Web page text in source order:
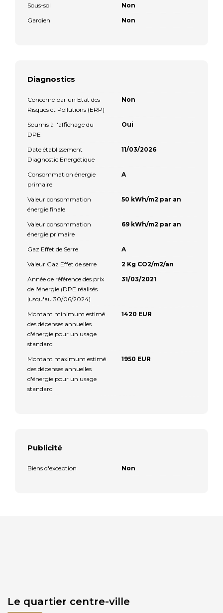
Sous-sol
Non
Gardien
Non
Diagnostics
Concerné par un Etat des
Risques et Pollutions (ERP)
Non
Soumis à l'affichage du
DPE
Oui
Date établissement
Diagnostic Energétique
11/03/2026
Consommation énergie
primaire
A
Valeur consommation
énergie finale
50 kWh/m2 par an
Valeur consommation
énergie primaire
69 kWh/m2 par an
Gaz Effet de Serre
A
Valeur Gaz Effet de serre
2 Kg CO2/m2/an
Année de référence des prix
de l'énergie (DPE réalisés
jusqu'au 30/06/2024)
31/03/2021
Montant minimum estimé
des dépenses annuelles
d'énergie pour un usage
standard
1420 EUR
Montant maximum estimé
des dépenses annuelles
d'énergie pour un usage
standard
1950 EUR
Publicité
Biens d'exception Non
Le quartier centre-ville